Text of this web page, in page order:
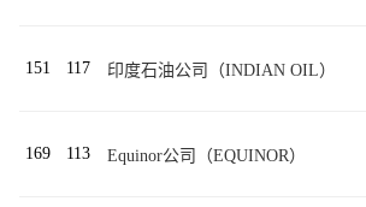
151 117 印度石油公司（INDIAN OIL）
169 113 Equinor公司（EQUINOR）